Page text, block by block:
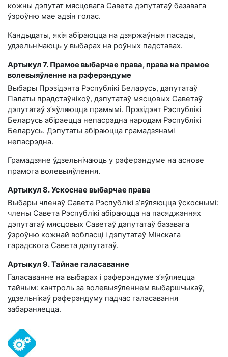
кожны дэпутат мясцовага Савета дэпутатаў базавага
ўзроўню мае адзін голас.
Кандыдаты, якія абіраюцца на дзяржаўныя пасады,
удзельнічаюць у выбарах на роўных падставах.
Артыкул 7. Прамое выбарчае права, права на прамое
волевыяўленне на рэферэндуме
Выбары Прэзідэнта Рэспублікі Беларусь, дэпутатаў
Палаты прадстаўнікоў, дэпутатаў мясцовых Саветаў
дэпутатаў з’яўляюцца прамымі. Прэзідэнт Рэспублікі
Беларусь абіраецца непасрэдна народам Рэспублікі
Беларусь. Дэпутаты абіраюцца грамадзянамі
непасрэдна.
Грамадзяне ўдзельнічаюць у рэферэндуме на аснове
прамога волевыяўлення.
Артыкул 8. Ускоснае выбарчае права
Выбары членаў Савета Рэспублікі з’яўляюцца ўскоснымі:
члены Савета Рэспублікі абіраюцца на пасяджэннях
дэпутатаў мясцовых Саветаў дэпутатаў базавага
ўзроўню кожнай вобласці і дэпутатаў Мінскага
гарадскога Савета дэпутатаў.
Артыкул 9. Тайнае галасаванне
Галасаванне на выбарах і рэферэндуме з’яўляецца
тайным: кантроль за волевыяўленнем выбаршчыкаў,
удзельнікаў рэферэндуму падчас галасавання
забараняецца.